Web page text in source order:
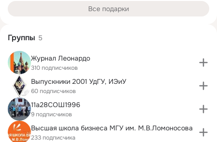
Все подарки
Группы 5
Журнал Леонардо
310 подписчиков
Выпускники 2001 УдГУ, ИЭиУ
60 подписчиков
11а28СОШ1996
9 подписчиков
Высшая школа бизнеса МГУ им. М.В.Ломоносова
233 подписчика